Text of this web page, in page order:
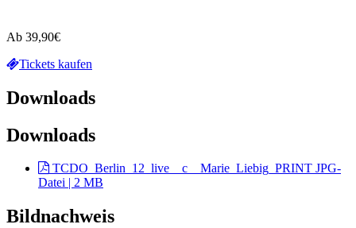
Ab 39,90€
Tickets kaufen
Downloads
Downloads
TCDO_Berlin_12_live__c__Marie_Liebig_PRINT JPG-
Datei | 2 MB
Bildnachweis